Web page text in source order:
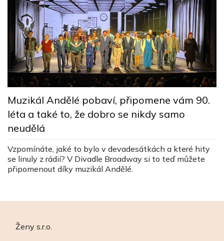
Muzikál Andělé pobaví, připomene vám 90.
léta a také to, že dobro se nikdy samo
neudělá
Vzpomínáte, jaké to bylo v devadesátkách a které hity
se linuly z rádií? V Divadle Broadway si to teď můžete
připomenout díky muzikál Andělé.
Ženy s.r.o.